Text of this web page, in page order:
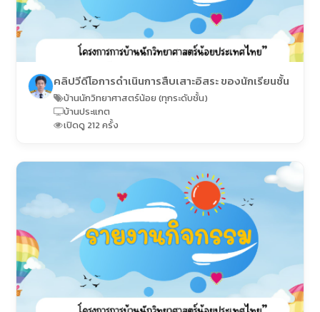
คลิปวีดีโอการดำเนินการสืบเสาะอิสระ ของนักเรียนชั้น
บ้านนักวิทยาศาสตร์น้อย (ทุกระดับชั้น)
บ้านประแกต
เปิดดู 212 ครั้ง